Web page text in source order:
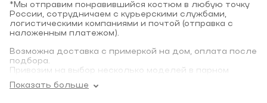
*Мы отправим понравившийся костюм в любую точку
России, сотрудничаем с курьерскими службами,
логистическими компаниями и почтой (отправка с
наложенным платежом).
Возможна доставка с примеркой на дом, оплата после
подбора.
Привозим на выбор несколько моделей в парном
размере.
Показать больше